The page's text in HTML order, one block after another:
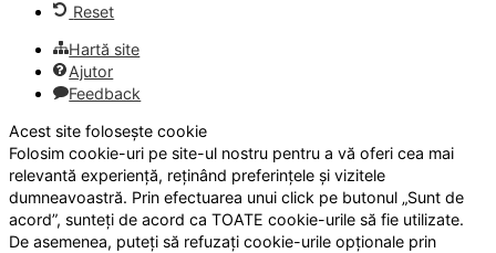
Reset
Hartă site
Ajutor
Feedback
Acest site folosește cookie
Folosim cookie-uri pe site-ul nostru pentru a vă oferi cea mai
relevantă experiență, reținând preferințele și vizitele
dumneavoastră. Prin efectuarea unui click pe butonul „Sunt de
acord”, sunteți de acord ca TOATE cookie-urile să fie utilizate.
De asemenea, puteți să refuzați cookie-urile opționale prin